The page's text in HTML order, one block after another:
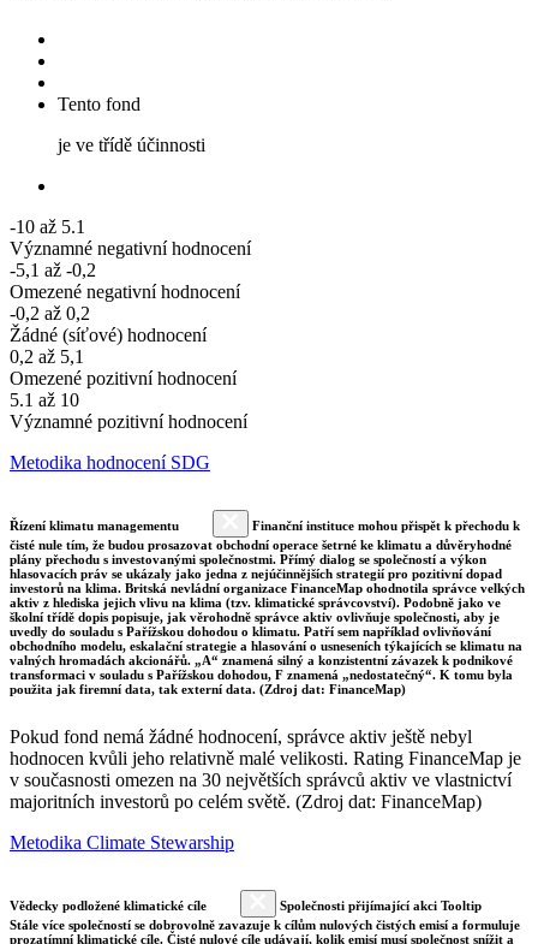
Tento fond
je ve třídě účinnosti
-10 až 5.1
Významné negativní hodnocení
-5,1 až -0,2
Omezené negativní hodnocení
-0,2 až 0,2
Žádné (síťové) hodnocení
0,2 až 5,1
Omezené pozitivní hodnocení
5.1 až 10
Významné pozitivní hodnocení
Metodika hodnocení SDG
Řízení klimatu managementu
Finanční instituce mohou přispět k přechodu k
čisté nule tím, že budou prosazovat obchodní operace šetrné ke klimatu a důvěryhodné
plány přechodu s investovanými společnostmi. Přímý dialog se společností a výkon
hlasovacích práv se ukázaly jako jedna z nejúčinnějších strategií pro pozitivní dopad
investorů na klima. Britská nevládní organizace FinanceMap ohodnotila správce velkých
aktiv z hlediska jejich vlivu na klima (tzv. klimatické správcovství). Podobně jako ve
školní třídě dopis popisuje, jak věrohodně správce aktiv ovlivňuje společnosti, aby je
uvedly do souladu s Pařížskou dohodou o klimatu. Patří sem například ovlivňování
obchodního modelu, eskalační strategie a hlasování o usneseních týkajících se klimatu na
valných hromadách akcionářů. „A“ znamená silný a konzistentní závazek k podnikové
transformaci v souladu s Pařížskou dohodou, F znamená „nedostatečný“. K tomu byla
použita jak firemní data, tak externí data. (Zdroj dat: FinanceMap)
Pokud fond nemá žádné hodnocení, správce aktiv ještě nebyl
hodnocen kvůli jeho relativně malé velikosti. Rating FinanceMap je
v současnosti omezen na 30 největších správců aktiv ve vlastnictví
majoritních investorů po celém světě. (Zdroj dat: FinanceMap)
Metodika Climate Stewarship
Vědecky podložené klimatické cíle
Společnosti přijímající akci Tooltip
Stále více společností se dobrovolně zavazuje k cílům nulových čistých emisí a formuluje
prozatímní klimatické cíle. Čisté nulové cíle udávají, kolik emisí musí společnost snížit a